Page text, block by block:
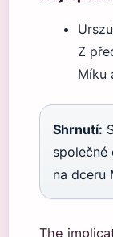
Z
Míku
Shrnutí:
společné
na dceru
The